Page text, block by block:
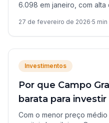
6.098 em janeiro, com
27 de fevereiro de 2026·5
Investimentos
Por que Campo
barata para
Com o menor preço